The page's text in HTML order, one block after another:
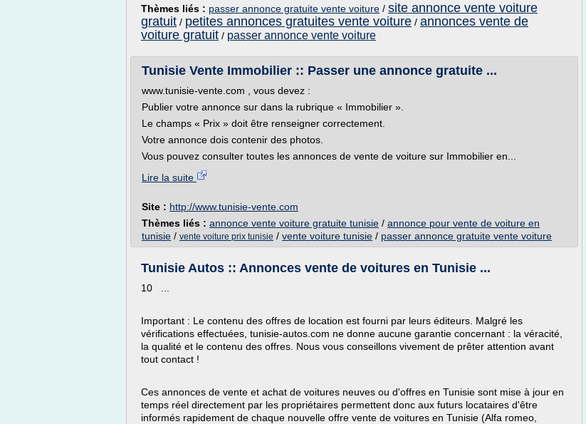
Thèmes liés : passer annonce gratuite vente voiture / site annonce vente voiture
gratuit / petites annonces gratuites vente voiture / annonces vente de
voiture gratuit / passer annonce vente voiture
Tunisie Vente Immobilier :: Passer une annonce gratuite ...
www.tunisie-vente.com , vous devez :
Publier votre annonce sur dans la rubrique « Immobilier ».
Le champs « Prix » doit être renseigner correctement.
Votre annonce dois contenir des photos.
Vous pouvez consulter toutes les annonces de vente de voiture sur Immobilier en...
Lire la suite
Site : http://www.tunisie-vente.com
Thèmes liés : annonce vente voiture gratuite tunisie / annonce pour vente de voiture en
tunisie / vente voiture prix tunisie / vente voiture tunisie / passer annonce gratuite vente voiture
Tunisie Autos :: Annonces vente de voitures en Tunisie ...
10 ...
Important : Le contenu des offres de location est fourni par leurs éditeurs. Malgré les
vérifications effectuées, tunisie-autos.com ne donne aucune garantie concernant : la véracité,
la qualité et le contenu des offres. Nous vous conseillons vivement de prêter attention avant
tout contact !
Ces annonces de vente et achat de voitures neuves ou d'offres en Tunisie sont mise à jour en
temps réel directement par les propriétaires permettent donc aux futurs locataires d'être
informés rapidement de chaque nouvelle offre vente de voitures en Tunisie (Alfa romeo,